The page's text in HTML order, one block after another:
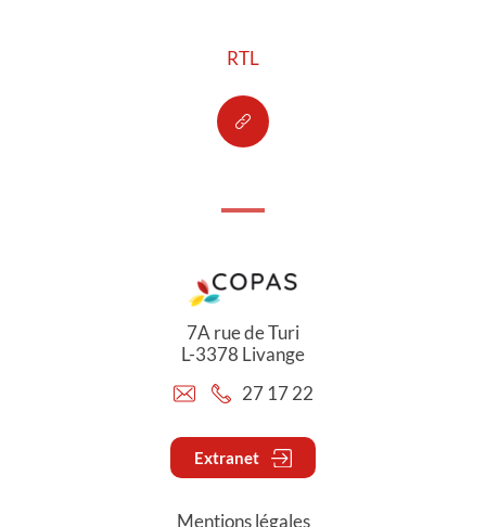
RTL
7A rue de Turi
L-3378 Livange
27 17 22
Extranet
Mentions légales